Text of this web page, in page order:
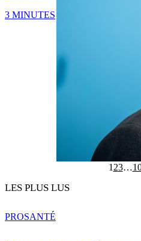
3 MINUTES
1 23…
LES PLUS LUS
PROSANTÉ